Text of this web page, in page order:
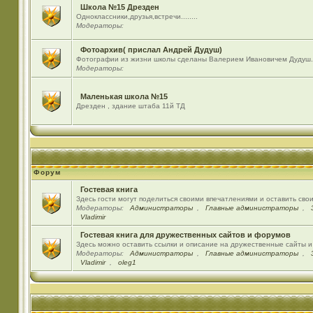
Школа №15 Дрезден
Одноклассники,друзья,встречи........
Модераторы:
Фотоархив( прислал Андрей Дудуш)
Фотографии из жизни школы сделаны Валерием Ивановичем Дудуш.
Модераторы:
Маленькая школа №15
Дрезден , здание штаба 11й ТД
Форум
Гостевая книга
Здесь гости могут поделиться своими впечатлениями и оставить
Модераторы:
Администраторы Главные администраторы
Vladimir
Гостевая книга для дружественных сайтов и форумов
Здесь можно оставить ссылки и описание на дружественные сайты
Модераторы:
Администраторы Главные администраторы
Vladimir
oleg1